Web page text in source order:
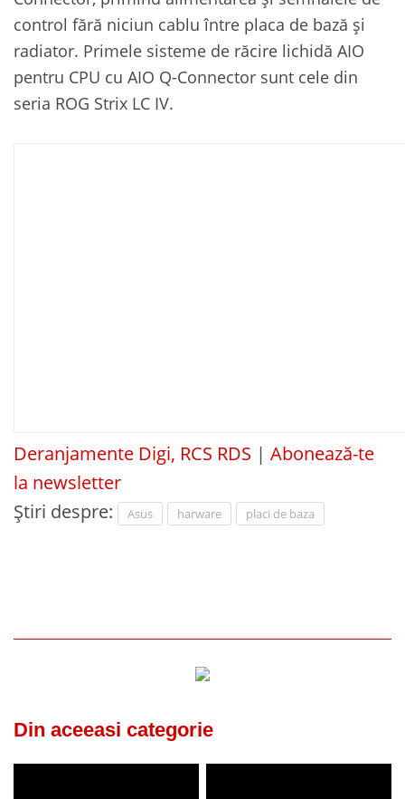
control fără niciun cablu între placa de bază și
radiator. Primele sisteme de răcire lichidă AIO
pentru CPU cu AIO Q-Connector sunt cele din
seria ROG Strix LC IV.
Deranjamente Digi, RCS RDS | Abonează-te
la newsletter
Știri despre:
Asus harware placi de baza
Din aceeasi categorie